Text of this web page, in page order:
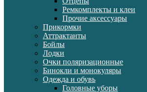
Ремкомплекты и клеи
Прочие аксессуары
Прикормки
Аттрактанты
Бойлы
Лодки
Очки поляризационные
Бинокли и монокуляры
Одежда и обувь
Головные уборы